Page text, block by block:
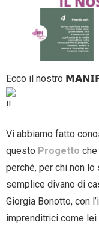
Ecco il nostro
Vi abbiamo fatto
questo Progetto
perché, per chi non
semplice divano di
Giorgia Bonotto, con
imprenditrici come